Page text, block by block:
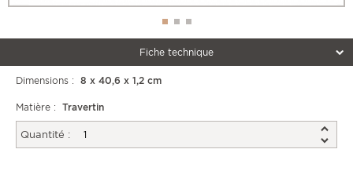
Fiche technique
Dimensions : 8 x 40,6 x 1,2 cm
Matière : Travertin
Quantité :